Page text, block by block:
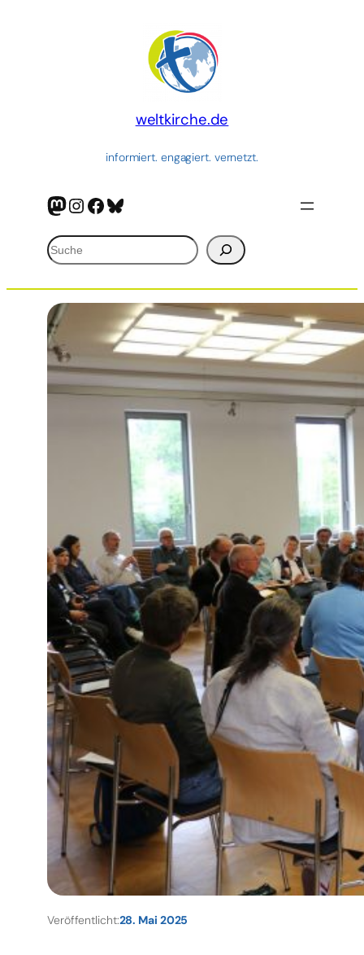
weltkirche.de
informiert. engagiert. vernetzt.
Mastodon
Instagram
Facebook
Bluesky
Suchen
Veröffentlicht:28. Mai 2025